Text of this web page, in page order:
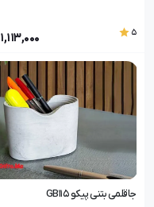
5
1,113,000
جاقلمی بتنی پیکو GB115